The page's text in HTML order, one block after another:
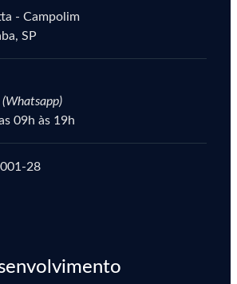
- Campolim
SP
(Whatsapp)
09h às 19h
28